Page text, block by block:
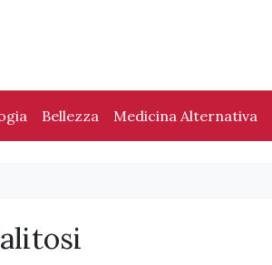
Bellezza Medicina Alternativa